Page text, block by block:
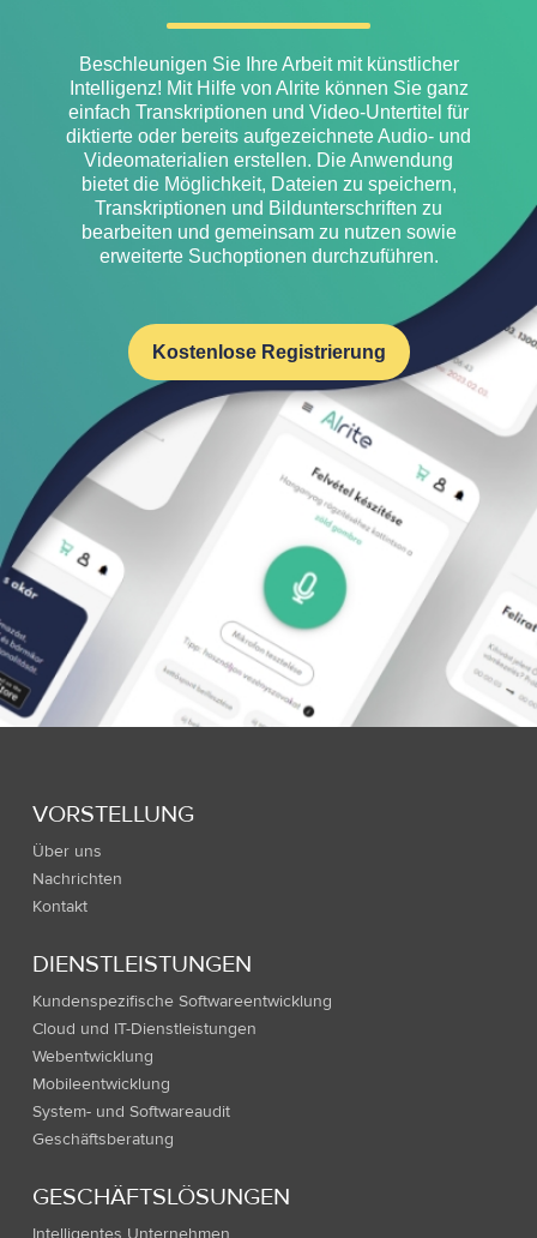
Beschleunigen Sie Ihre Arbeit mit künstlicher
Intelligenz! Mit Hilfe von Alrite können Sie ganz
einfach Transkriptionen und Video-Untertitel für
diktierte oder bereits aufgezeichnete Audio- und
Videomaterialien erstellen. Die Anwendung
bietet die Möglichkeit, Dateien zu speichern,
Transkriptionen und Bildunterschriften zu
bearbeiten und gemeinsam zu nutzen sowie
erweiterte Suchoptionen durchzuführen.
Kostenlose Registrierung
VORSTELLUNG
Über uns
Nachrichten
Kontakt
DIENSTLEISTUNGEN
Kundenspezifische Softwareentwicklung
Cloud und IT-Dienstleistungen
Webentwicklung
Mobileentwicklung
System- und Softwareaudit
Geschäftsberatung
GESCHÄFTSLÖSUNGEN